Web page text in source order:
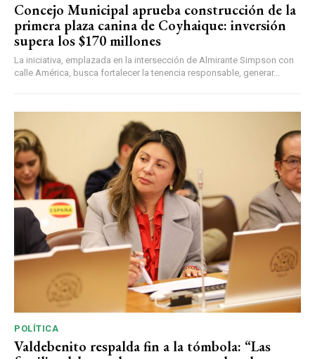
Concejo Municipal aprueba construcción de la
primera plaza canina de Coyhaique: inversión
supera los $170 millones
La iniciativa, emplazada en la intersección de Almirante Simpson con
calle América, busca fortalecer la tenencia responsable, generar...
POLÍTICA
Valdebenito respalda fin a la tómbola: “Las